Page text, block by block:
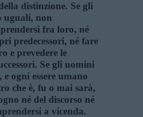
distinzione. Se gli
uguali, non
fra loro, né
predecessori, né fare
e prevedere le
Se gli uomini
ogni essere umano
che è, fu o mai sarà,
né del discorso né
a vicenda.